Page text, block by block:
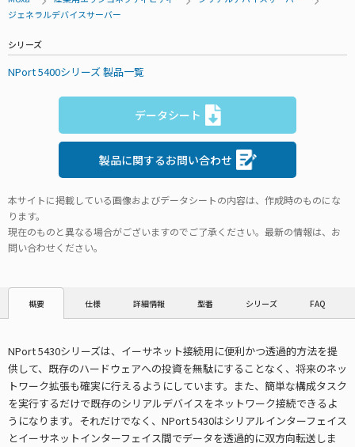
ジェネラルデバイスサーバー
シリーズ
NPort 5400シリーズ 製品一覧
データシート
製品に関するお問い合わせ
本サイトに掲載している画像およびデータシートの内容は、作成時のものにな
ります。
現在のものと異なる場合がございますのでご了承ください。最新の情報は、お
問い合わせください。
概要 仕様 詳細情報 型番 シリーズ FAQ
NPort 5430シリーズは、イーサネット接続用に便利かつ透過的方法を提
供して、既存のハードウェアへの投資を無駄にすることなく、将来のネッ
トワーク拡張も確実に行えるようにしています。また、簡単な構成タスク
を実行するだけで既存のシリアルデバイスをネットワーク接続できるよ
うになります。それだけでなく、NPort 5430はシリアルインターフェイス
とイーサネットインターフェイス間でデータを透過的に双方向転送しま